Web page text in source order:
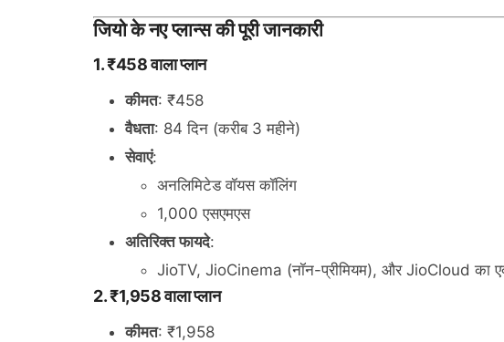
जियो के नए प्लान्स की पूरी जानकारी
1. ₹458 वाला प्लान
कीमत: ₹458
वैधता: 84 दिन (करीब 3 महीने)
सेवाएं:
अनलिमिटेड वॉयस कॉलिंग
1,000 एसएमएस
अतिरिक्त फायदे:
JioTV, JioCinema (नॉन-प्रीमियम), और JioCloud का
2. ₹1,958 वाला प्लान
कीमत: ₹1,958